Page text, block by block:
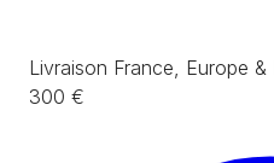
Livraison France, Europe
300 €